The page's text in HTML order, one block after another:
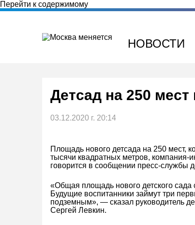
Перейти к содержимому
НОВОСТИ
Детсад на 250
03.12.2020 г. 20:14
Площадь нового детсада на 250 мест,
тысячи квадратных метров, компания-
говорится в сообщении пресс-службы
«Общая площадь нового детского сада
Будущие воспитанники займут три
подземным», — сказал руководитель
Сергей Левкин.